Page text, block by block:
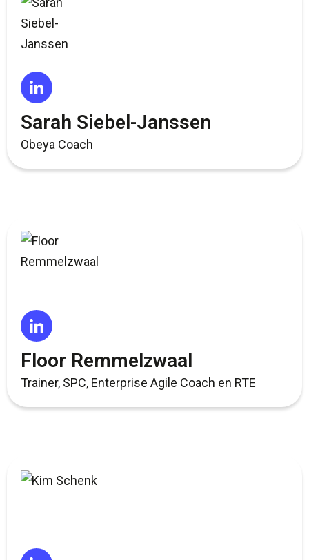
Sarah Siebel-Janssen
Obeya Coach
Floor Remmelzwaal
Trainer, SPC, Enterprise Agile Coach en RTE